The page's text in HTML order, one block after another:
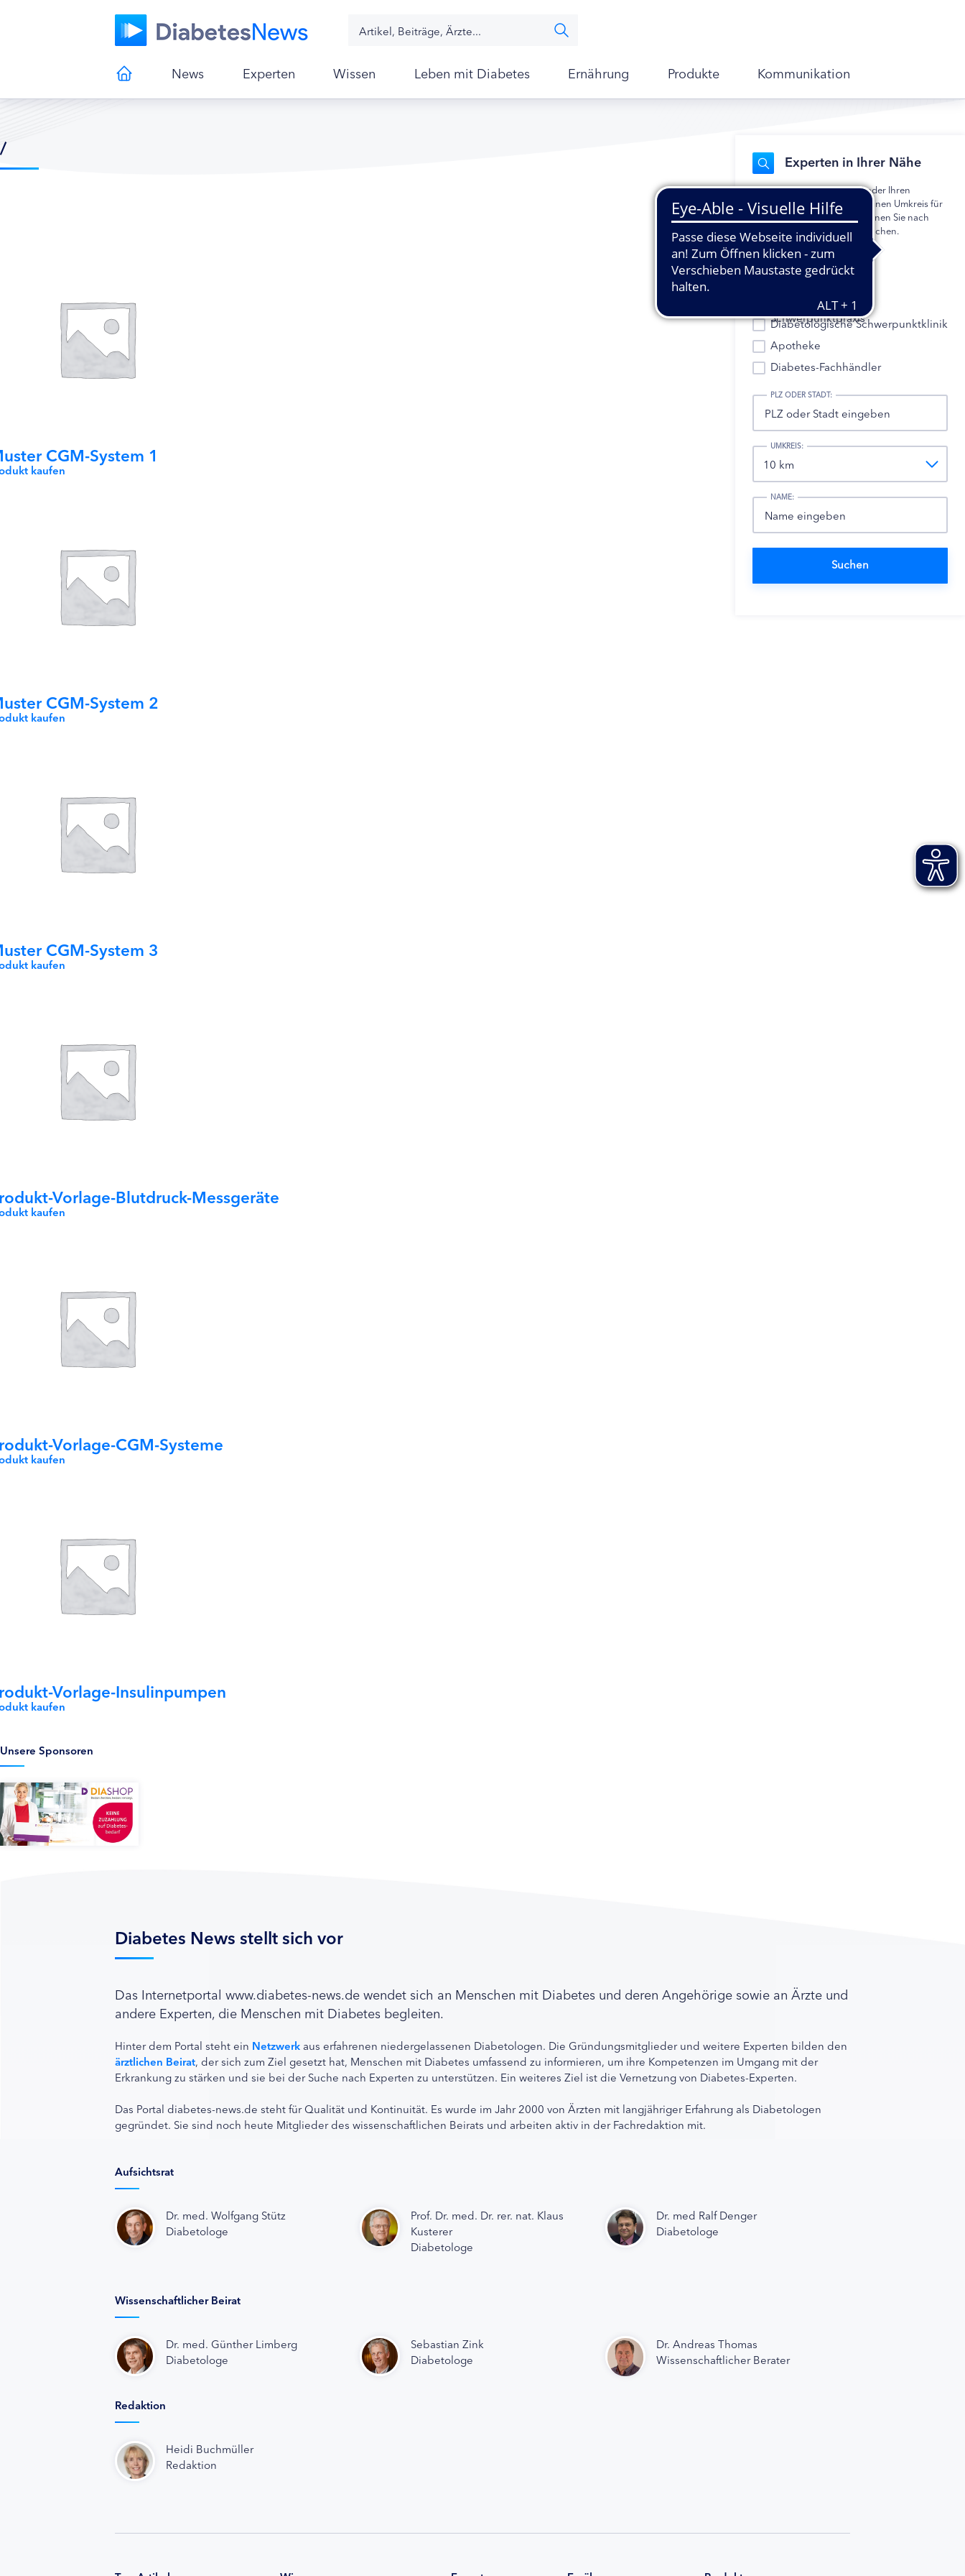
News Experten Wissen Leben mit Diabetes Ernährung Produkte Kommunikation
/
CGM-System 1
kaufen
CGM-System 2
kaufen
CGM-System 3
kaufen
Vorlage-Blutdruck-Messgeräte
kaufen
Vorlage-CGM-Systeme
kaufen
Vorlage-Insulinpumpen
kaufen
Experten in Ihrer Nähe
Geben Sie Ihre Postleitzahl oder Ihren
Wohnort ein und legen Sie einen Umkreis für
die Suche fest. Alternativ können Sie nach
einem bestimmten Namen suchen.
Mehrfachauswahl möglich.
Hausarztpraxis
Diabetologische
Schwerpunktpraxis
Diabetologische Schwerpunktklinik
Apotheke
Diabetes-Fachhändler
PLZ ODER STADT:
UMKREIS:
NAME:
Unsere Sponsoren
Diabetes News stellt sich vor
Das Internetportal www.diabetes-news.de wendet sich an Menschen mit Diabetes und deren Angehörige sowie an Ärzte und
andere Experten, die Menschen mit Diabetes begleiten.
Hinter dem Portal steht ein Netzwerk aus erfahrenen niedergelassenen Diabetologen. Die Gründungsmitglieder und weitere Experten bilden den
ärztlichen Beirat, der sich zum Ziel gesetzt hat, Menschen mit Diabetes umfassend zu informieren, um ihre Kompetenzen im Umgang mit der
Erkrankung zu stärken und sie bei der Suche nach Experten zu unterstützen. Ein weiteres Ziel ist die Vernetzung von Diabetes-Experten.
Das Portal diabetes-news.de steht für Qualität und Kontinuität. Es wurde im Jahr 2000 von Ärzten mit langjähriger Erfahrung als Diabetologen
gegründet. Sie sind noch heute Mitglieder des wissenschaftlichen Beirats und arbeiten aktiv in der Fachredaktion mit.
Aufsichtsrat
Dr. med. Wolfgang Stütz
Diabetologe
Prof. Dr. med. Dr. rer. nat. Klaus
Kusterer
Diabetologe
Dr. med Ralf Denger
Diabetologe
Wissenschaftlicher Beirat
Dr. med. Günther Limberg
Diabetologe
Sebastian Zink
Diabetologe
Dr. Andreas Thomas
Wissenschaftlicher Berater
Redaktion
Heidi Buchmüller
Redaktion